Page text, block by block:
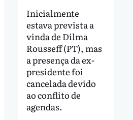
Inicialmente
estava prevista a
vinda de Dilma
Rousseff (PT), mas
a presença da ex-
presidente foi
cancelada devido
ao conflito de
agendas.